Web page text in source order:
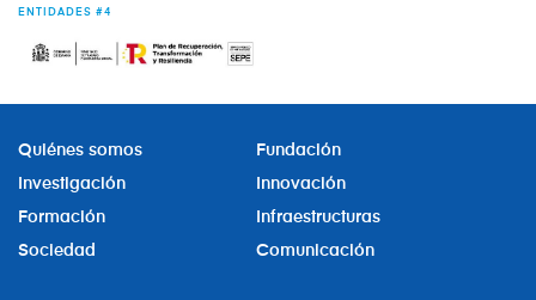
ENTIDADES #4
Quiénes somos
Fundación
Investigación
Innovación
Formación
Infraestructuras
Sociedad
Comunicación